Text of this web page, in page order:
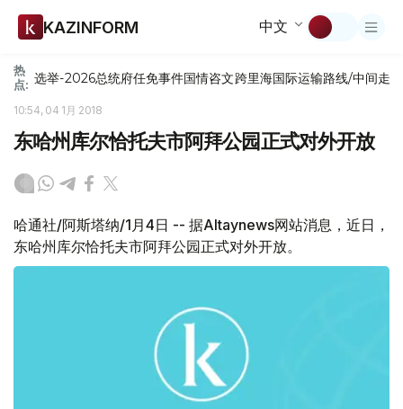
KAZINFORM 中文
热
点: 选举-2026总统府任免事件国情咨文跨里海国际运输路线/中间走廊
10:54, 04 1月 2018
东哈州库尔恰托夫市阿拜公园正式对外开放
哈通社/阿斯塔纳/1月4日 -- 据Altaynews网站消息，近日，
东哈州库尔恰托夫市阿拜公园正式对外开放。